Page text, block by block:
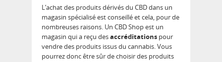
L’achat des produits dérivés du CBD dans un
magasin spécialisé est conseillé et cela, pour de
nombreuses raisons. Un CBD Shop est un
magasin qui a reçu desaccréditations pour
vendre des produits issus du cannabis. Vous
pourrez donc être sûr de choisir des produits